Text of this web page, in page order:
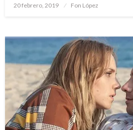
Publicado
20 febrero, 2019 Fon López